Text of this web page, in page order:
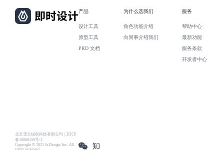
北京雪云锐创科技有限公司 | 京ICP
备16060150号-2
Copyright © 2021 Js.Design Inc. All
产品
设计工具
原型工具
PRD 文档
为什么选我们
角色功能介绍
向同事介绍我们
服务
帮助中心
最新功能
服务条款
开发者中心